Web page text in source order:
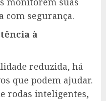
com segurança.
à
reduzida, há
que podem ajudar.
rodas inteligentes,